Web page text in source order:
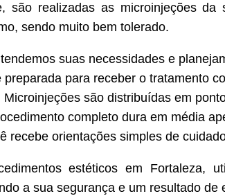
são realizadas as microinjeções da
sendo muito bem tolerado.
suas necessidades e
preparada para receber o tratamento
são distribuídas em
completo dura em média
recebe orientações simples de
estéticos em Fortaleza,
a sua segurança e um resultado de